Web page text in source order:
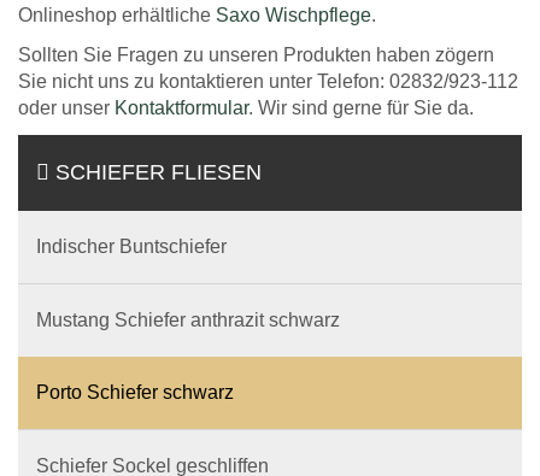
Onlineshop erhältliche Saxo Wischpflege.
Sollten Sie Fragen zu unseren Produkten haben zögern
Sie nicht uns zu kontaktieren unter Telefon: 02832/923-112
oder unser Kontaktformular. Wir sind gerne für Sie da.
SCHIEFER FLIESEN
Indischer Buntschiefer
Mustang Schiefer anthrazit schwarz
Porto Schiefer schwarz
Schiefer Sockel geschliffen